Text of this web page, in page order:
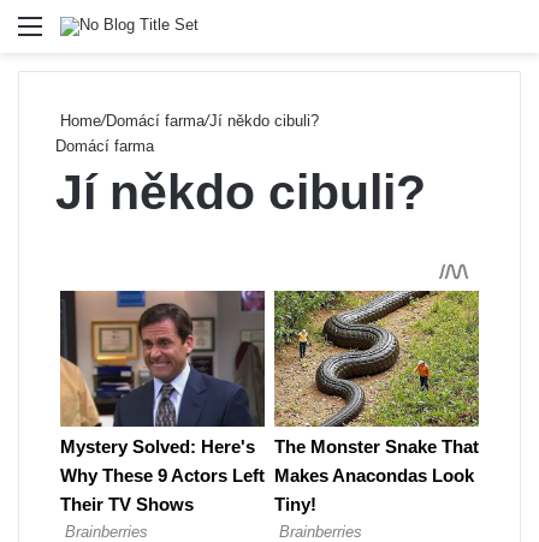
Menu
Home/Domácí farma/Jí někdo cibuli?
Domácí farma
Jí někdo cibuli?